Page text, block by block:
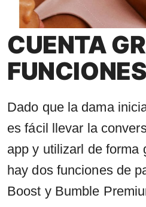
CUENTA
Dado que la dama
es fácil llevar la
app y utilizarl de forma
hay dos funciones de
Boost y Bumble